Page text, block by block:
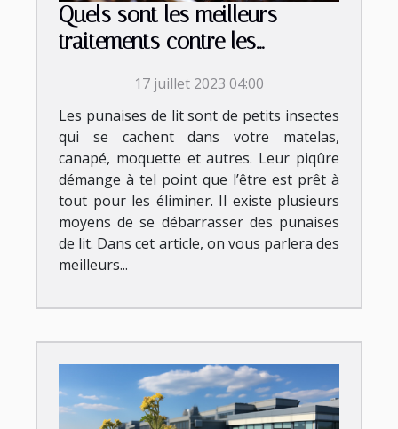
Quels sont les meilleurs
traitements contre les
17 juillet 2023 04:00
Les punaises de lit sont de petits insectes
qui se cachent dans votre matelas,
canapé, moquette et autres. Leur piqûre
démange à tel point que l’être est prêt à
tout pour les éliminer. Il existe plusieurs
moyens de se débarrasser des punaises
de lit. Dans cet article, on vous parlera des
meilleurs...